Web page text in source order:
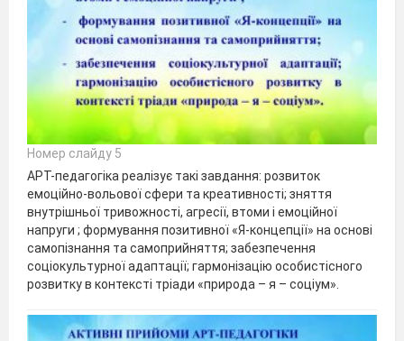
Номер слайду 5
АРТ-педагогіка реалізує такі завдання: розвиток
емоційно-вольової сфери та креативності; зняття
внутрішньої тривожності, агресії, втоми і емоційної
напруги ; формування позитивної «Я-концепції» на основі
самопізнання та самоприйняття; забезпечення
соціокультурної адаптації; гармонізацію особистісного
розвитку в контексті тріади «природа – я – соціум».